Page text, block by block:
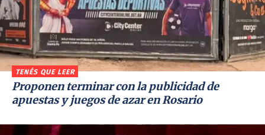
TENÉS QUE LEER
Proponen terminar con la publicidad de
apuestas y juegos de azar en Rosario